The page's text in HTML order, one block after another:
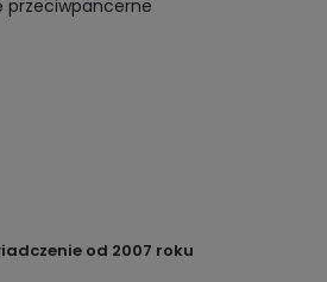
przeciwpancerne
od 2007 roku